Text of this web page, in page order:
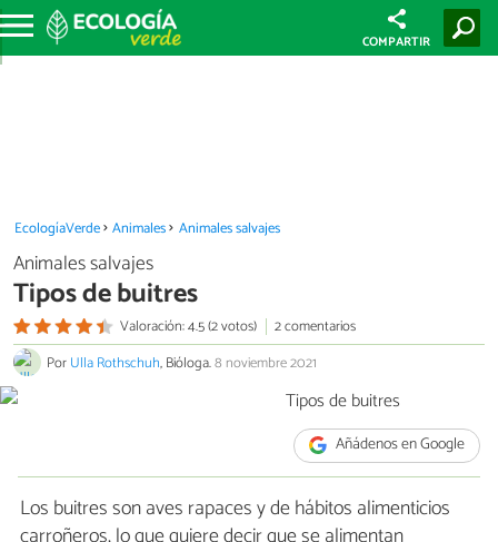
COMPARTIR
EcologíaVerde Animales Animales salvajes
Animales salvajes
Tipos de buitres
Valoración: 4.5 (2 votos)
2 comentarios
PorUlla Rothschuh, Bióloga.8 noviembre 2021
Añádenos en Google
Los buitres son aves rapaces y de hábitos alimenticios